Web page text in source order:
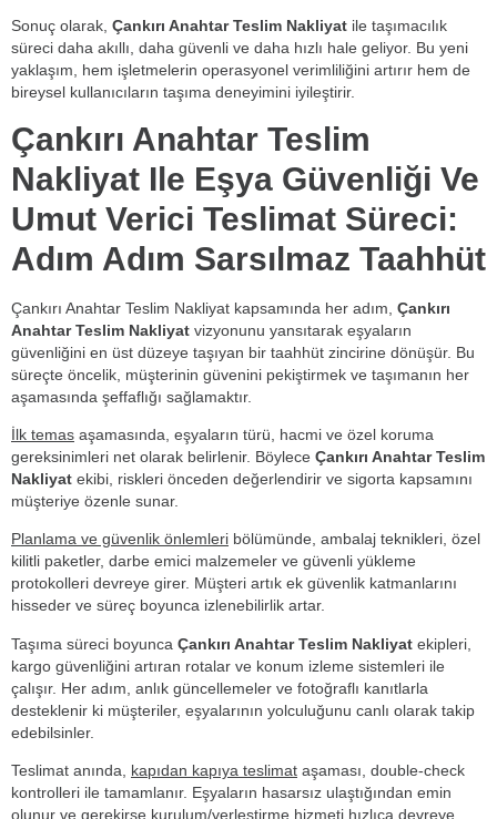
Sonuç olarak, Çankırı Anahtar Teslim Nakliyat ile taşımacılık
süreci daha akıllı, daha güvenli ve daha hızlı hale geliyor. Bu yeni
yaklaşım, hem işletmelerin operasyonel verimliliğini artırır hem de
bireysel kullanıcıların taşıma deneyimini iyileştirir.
Çankırı Anahtar Teslim
Nakliyat Ile Eşya Güvenliği Ve
Umut Verici Teslimat Süreci:
Adım Adım Sarsılmaz Taahhüt
Çankırı Anahtar Teslim Nakliyat kapsamında her adım, Çankırı
Anahtar Teslim Nakliyat vizyonunu yansıtarak eşyaların
güvenliğini en üst düzeye taşıyan bir taahhüt zincirine dönüşür. Bu
süreçte öncelik, müşterinin güvenini pekiştirmek ve taşımanın her
aşamasında şeffaflığı sağlamaktır.
İlk temas aşamasında, eşyaların türü, hacmi ve özel koruma
gereksinimleri net olarak belirlenir. Böylece Çankırı Anahtar Teslim
Nakliyat ekibi, riskleri önceden değerlendirir ve sigorta kapsamını
müşteriye özenle sunar.
Planlama ve güvenlik önlemleri bölümünde, ambalaj teknikleri, özel
kilitli paketler, darbe emici malzemeler ve güvenli yükleme
protokolleri devreye girer. Müşteri artık ek güvenlik katmanlarını
hisseder ve süreç boyunca izlenebilirlik artar.
Taşıma süreci boyunca Çankırı Anahtar Teslim Nakliyat ekipleri,
kargo güvenliğini artıran rotalar ve konum izleme sistemleri ile
çalışır. Her adım, anlık güncellemeler ve fotoğraflı kanıtlarla
desteklenir ki müşteriler, eşyalarının yolculuğunu canlı olarak takip
edebilsinler.
Teslimat anında, kapıdan kapıya teslimat aşaması, double-check
kontrolleri ile tamamlanır. Eşyaların hasarsız ulaştığından emin
olunur ve gerekirse kurulum/yerleştirme hizmeti hızlıca devreye